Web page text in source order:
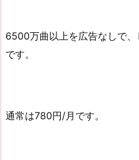
6500万曲以上を広告なしで
です。
通常は780円/月です。